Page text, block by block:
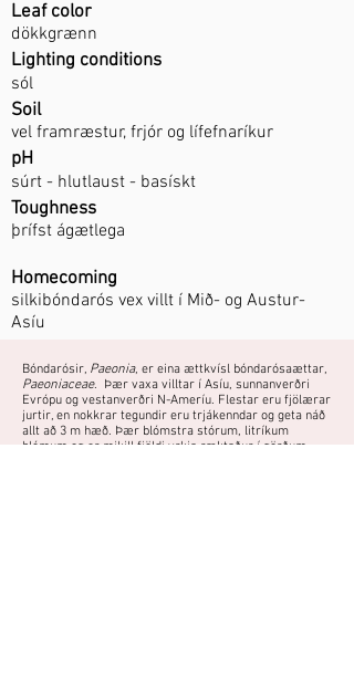
Leaf color
dökkgrænn
Lighting conditions
sól
Soil
vel framræstur, frjór og lífefnaríkur
pH
súrt - hlutlaust - basískt
Toughness
þrífst ágætlega
Homecoming
silkibóndarós vex villt í Mið- og Austur-
Asíu
Bóndarósir, Paeonia, er eina ættkvísl bóndarósaættar,
Paeoniaceae. Þær vaxa villtar í Asíu, sunnanverðri
Evrópu og vestanverðri N-Ameríu. Flestar eru fjölærar
jurtir, en nokkrar tegundir eru trjákenndar og geta náð
allt að 3 m hæð. Þær blómstra stórum, litríkum
blómum og er mikill fjöldi yrkja ræktaður í görðum.